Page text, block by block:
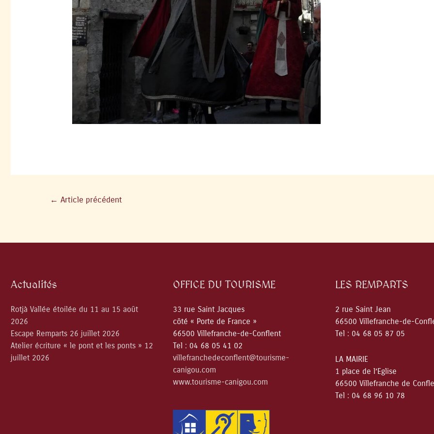
← Article précédent
Actualités
Rotjà Vallée étoilée du 11 au 15 août
2026
Escape Remparts 26 juillet 2026
Atelier écriture « le pont et les ponts » 12
juillet 2026
OFFICE DU TOURISME
33 rue Saint Jacques
côté « Porte de France »
66500 Villefranche-de-Conflent
Tel : 04 68 05 41 02
villefranchedeconflent@tourisme-
canigou.com
www.tourisme-canigou.com
LES REMPARTS
2 rue Saint Jean
66500 Villefranche-de-
Tel : 04 68 05 87 05
LA MAIRIE
1 place de l’Eglise
66500 Villefranche de
Tel : 04 68 96 10 78